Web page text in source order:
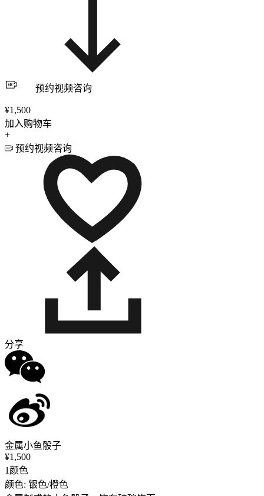
预约视频咨询
¥1,500
加入购物车
+
预约视频咨询
分享
金属小鱼骰子
¥1,500
1颜色
颜色: 银色/橙色